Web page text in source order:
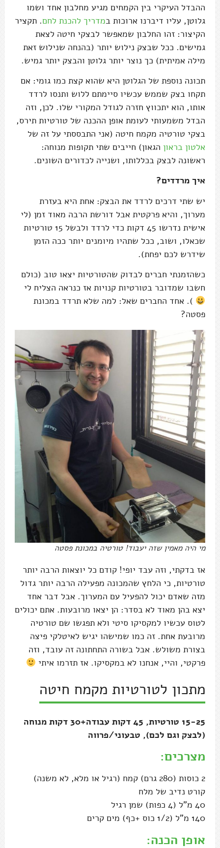
ההבדל העיקרי בין הקמחים מגיע מחלבון אחד ושמו
גלוטן, עליו דיברנו ארוכות במדריך להכנת לחם. תקציר
הקיצור: זהו החלבון שמאפשר לבצקי חיטה לצאת
גמישים. ככל שבצק נילוש יותר (בהנחה שנילוש זאת
מילה אמיתית) כך נוצר יותר גלוטן והבצק יותר גמיש.
תכונה נוספת של הגלוטן היא שהוא קצת כמו גומי: אם
תקחו בצק שממש עכשיו סיימתם ללוש ותנסו לרדד
אותו, הוא יתכווץ חזרה לגודל המקורי שלו. לכן, וזה
הבדל משמעותי לעומת אופן ההכנה של טורטיות תירס,
בצקי טורטיה מקמח חיטה (אני התבססתי על זה של
אלטון בראון הגאון) חייבים שתי תקופות מנוחה:
ראשונה לבצק בכללותו, ושנייה לכדורים השונים.
איך מרדדים?
יש שתי דרכים לרדד את הבצק: אחת היא בעזרת
מערוך, והיא פרקטית אבל דורשת הרבה מאוד זמן (לי
אישית נדרשו 45 דקות כדי לרדד ולבשל 15 טורטיות
שכאלו, ושוב, ככל שתהיו מיומנים יותר ככה הזמן
שידרש לכם יפחת).
כשהזמנתי חברים לבדוק שהטורטיות יצאו טוב (כולם
חשבו שמדובר בטורטיות קנויות אז כנראה הצליח לי
). אחד החברים שאל: למה שלא תרדד במכונת
פסטה?
מי היה מאמין שזה יעבוד! טורטיה במכונת פסטה
אז בדקתי, וזה עבד יופי! קודם כל יוצאות הרבה יותר
טורטיות, כי הלחץ שהמכונה מפעילה הרבה יותר גדול
מזה שאדם יכול להפעיל עם המערוך. אבל דבר אחד
יצא בהן מאוד לא בסדר: הן יצאו מרובעות. אתם יכולים
לטוס עכשיו למקסיקו סיטי ולא תפגשו שם טורטיה
מרובעת אחת. זה כמו שמישהו יגיש לאיטלקי פיצה
בצורת משולש. אבל בשורה התחתונה זה עובד, וזה
פרקטי, והיי, אנחנו לא במקסיקו. אז תזרמו איתי
מתכון לטורטיות מקמח חיטה
15-25 טורטיות, 45 דקות עבודה+30 דקות מנוחה
(לבצק וגם לכם), טבעוני/פרווה
מצרכים:
2 כוסות (280 גרם) קמח (רגיל או מלא, לא משנה)
קורט נדיב של מלח
40 מ"ל (4 כפות) שמן רגיל
140 מ"ל (1/2 כוס +כף) מים קרים
אופן הכנה: